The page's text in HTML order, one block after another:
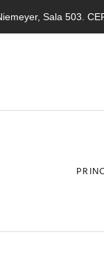
Sala 503.